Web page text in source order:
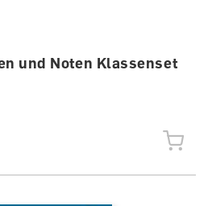
und Noten Klassenset